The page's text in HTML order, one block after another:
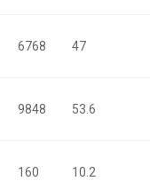
6768 47
9848 53.6
160 10.2